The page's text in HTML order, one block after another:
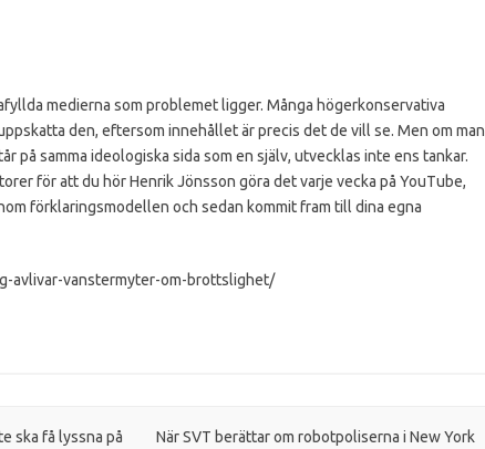
medierna som problemet ligger. Många högerkonservativa
den, eftersom innehållet är precis det de vill se. Men om man
på samma ideologiska sida som en själv, utvecklas inte ens tankar.
för att du hör Henrik Jönsson göra det varje vecka på YouTube,
förklaringsmodellen och sedan kommit fram till dina egna
avlivar-vanstermyter-om-brottslighet/
ska få lyssna på
När SVT berättar om robotpoliserna i New York